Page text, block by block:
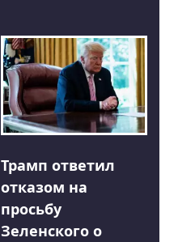
Трамп ответил
отказом на
просьбу
Зеленского о